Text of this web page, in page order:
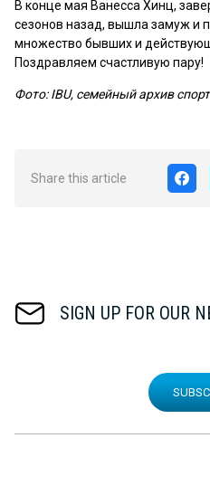
В конце мая Ванесса Хинц,
сезонов назад, вышла замуж и
множество бывших и
Поздравляем счастливую пару!
Фото: IBU, семейный архив
Share this article
SIGN UP FOR OUR